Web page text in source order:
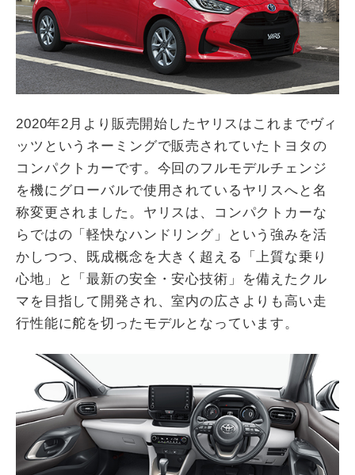
2020年2月より販売開始したヤリスはこれまでヴィ
ッツというネーミングで販売されていたトヨタの
コンパクトカーです。今回のフルモデルチェンジ
を機にグローバルで使用されているヤリスへと名
称変更されました。ヤリスは、コンパクトカーな
らではの「軽快なハンドリング」という強みを活
かしつつ、既成概念を大きく超える「上質な乗り
心地」と「最新の安全・安心技術」を備えたクル
マを目指して開発され、室内の広さよりも高い走
行性能に舵を切ったモデルとなっています。